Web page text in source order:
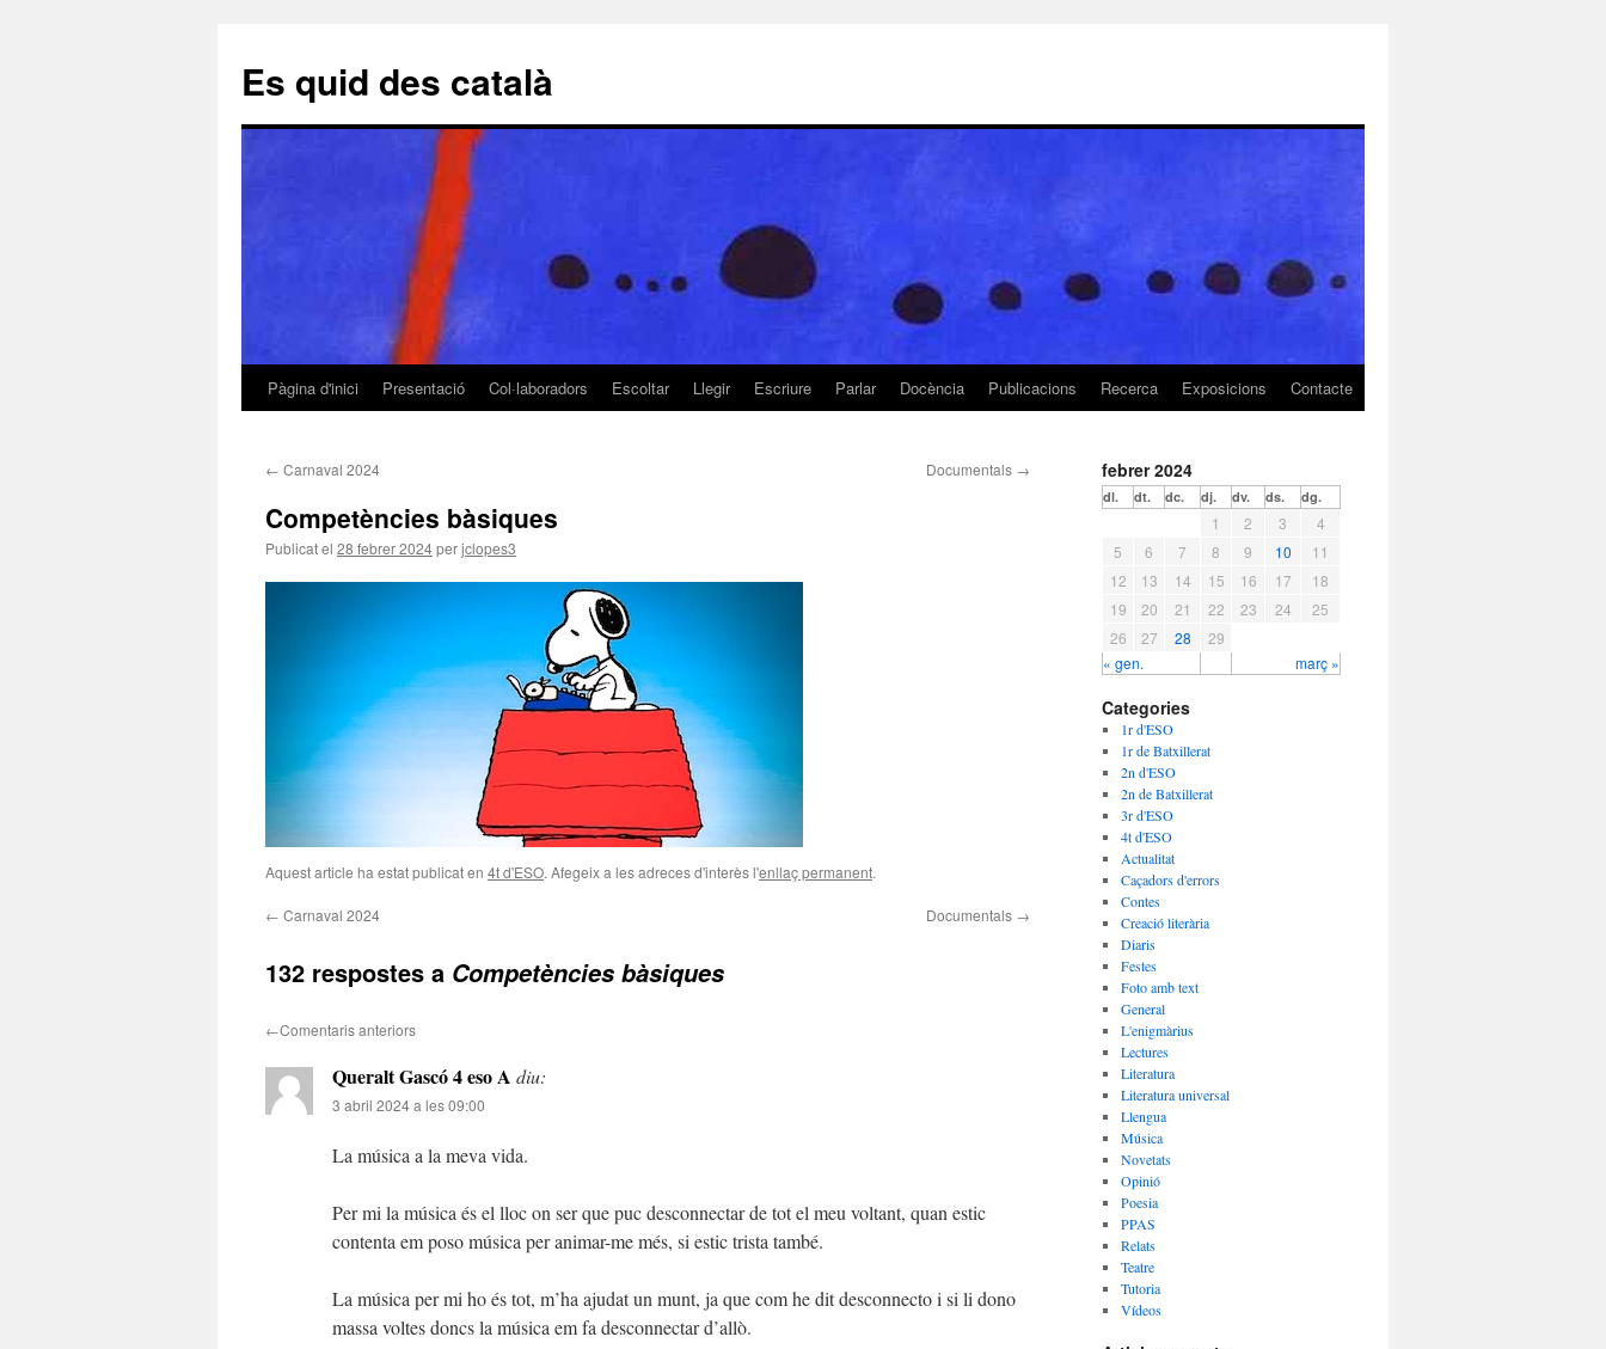
Es quid des català
Vés
contingut
Pàgina d'inici Presentació Col·laboradors Escoltar Llegir Escriure Parlar Docència Publicacions Recerca Exposicions Contacte
← Carnaval 2024 Documentals →
Competències bàsiques
Publicat el 28 febrer 2024perjclopes3
Aquest article ha estat publicat en 4t d'ESO. Afegeix a les adreces d'interès l'enllaç permanent.
← Carnaval 2024 Documentals →
132 respostes a Competències bàsiques
←Comentaris anteriors
Queralt Gascó 4 eso A diu:
3 abril 2024 a les 09:00
La música a la meva vida.
Per mi la música és el lloc on ser que puc desconnectar de tot el meu voltant, quan estic
contenta em poso música per animar-me més, si estic trista també.
La música per mi ho és tot, m’ha ajudat un munt, ja que com he dit desconnecto i si li dono
massa voltes doncs la música em fa desconnectar d’allò.
febrer 2024
dl. dt. dc. dj. dv. ds. dg.
« gen. març »
1 2 3
4
5
6 7 8 9 10
11
12
13 14 15 16 17
18
19
20 21 22 23 24
25
26
27 28 29
Categories
1r d'ESO
1r de Batxillerat
2n d'ESO
2n de Batxillerat
3r d'ESO
4t d'ESO
Actualitat
Caçadors d'errors
Contes
Creació literària
Diaris
Festes
Foto amb text
General
L'enigmàrius
Lectures
Literatura
Literatura universal
Llengua
Música
Novetats
Opinió
Poesia
PPAS
Relats
Teatre
Tutoria
Vídeos